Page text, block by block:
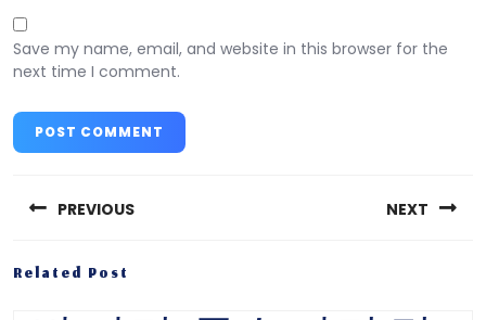
Save my name, email, and website in this browser for the
next time I comment.
navigation
PREVIOUS
Previous
NEXT
Related Post